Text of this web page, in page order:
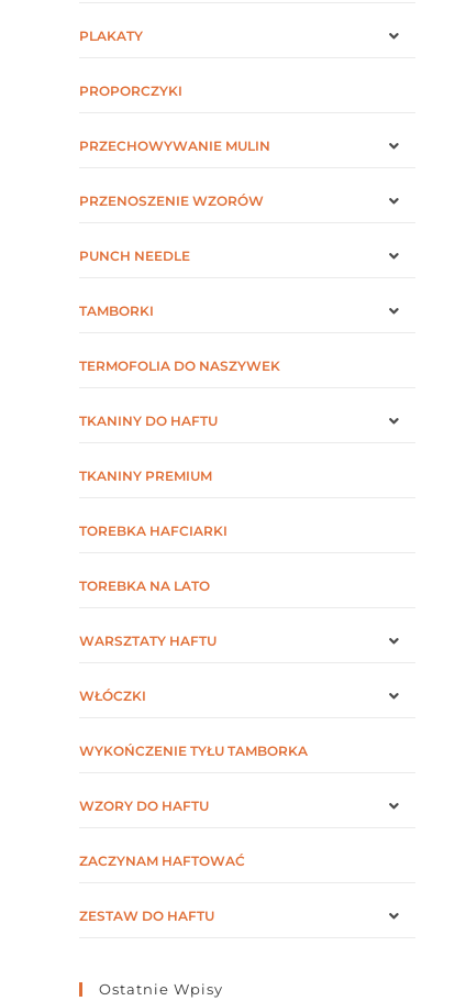
PLAKATY
PROPORCZYKI
PRZECHOWYWANIE MULIN
PRZENOSZENIE WZORÓW
PUNCH NEEDLE
TAMBORKI
TERMOFOLIA DO NASZYWEK
TKANINY DO HAFTU
TKANINY PREMIUM
TOREBKA HAFCIARKI
TOREBKA NA LATO
WARSZTATY HAFTU
WŁÓCZKI
WYKOŃCZENIE TYŁU TAMBORKA
WZORY DO HAFTU
ZACZYNAM HAFTOWAĆ
ZESTAW DO HAFTU
Ostatnie Wpisy